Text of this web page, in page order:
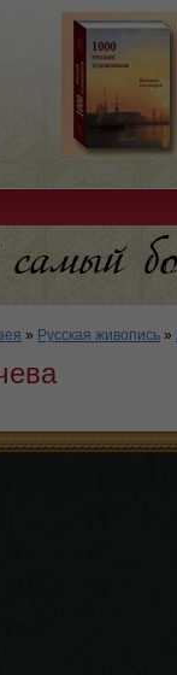
» Русская живопись »